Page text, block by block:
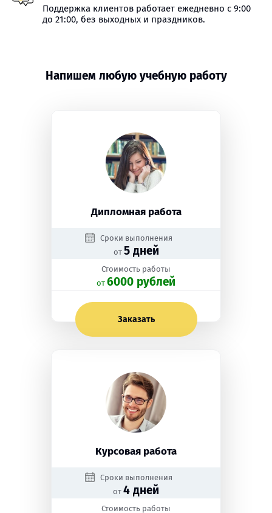
Поддержка клиентов работает ежедневно с 9:00
до 21:00, без выходных и праздников.
Напишем любую учебную работу
Дипломная работа
Сроки выполнения
от 5 дней
Стоимость работы
oт 6000 рублей
Заказать
Курсовая работа
Сроки выполнения
от 4 дней
Стоимость работы